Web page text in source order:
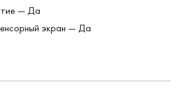
— Да
экран — Да